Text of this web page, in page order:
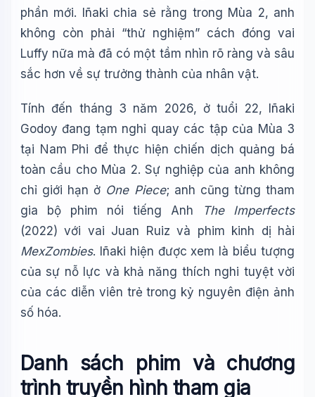
phần mới. Iñaki chia sẻ rằng trong Mùa 2, anh
không còn phải “thử nghiệm” cách đóng vai
Luffy nữa mà đã có một tầm nhìn rõ ràng và sâu
sắc hơn về sự trưởng thành của nhân vật.
Tính đến tháng 3 năm 2026, ở tuổi 22, Iñaki
Godoy đang tạm nghỉ quay các tập của Mùa 3
tại Nam Phi để thực hiện chiến dịch quảng bá
toàn cầu cho Mùa 2. Sự nghiệp của anh không
chỉ giới hạn ở One Piece; anh cũng từng tham
gia bộ phim nói tiếng Anh
The Imperfects
(2022) với vai Juan Ruiz và phim kinh dị hài
MexZombies. Iñaki hiện được xem là biểu tượng
của sự nỗ lực và khả năng thích nghi tuyệt vời
của các diễn viên trẻ trong kỷ nguyên điện ảnh
số hóa.
Danh sách phim và chương
trình truyền hình tham gia